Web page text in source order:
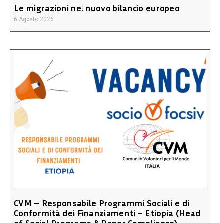
Le migrazioni nel nuovo bilancio europeo
6 Agosto 2026
CVM – Responsabile Programmi Sociali e di
Conformità dei Finanziamenti – Etiopia (Head